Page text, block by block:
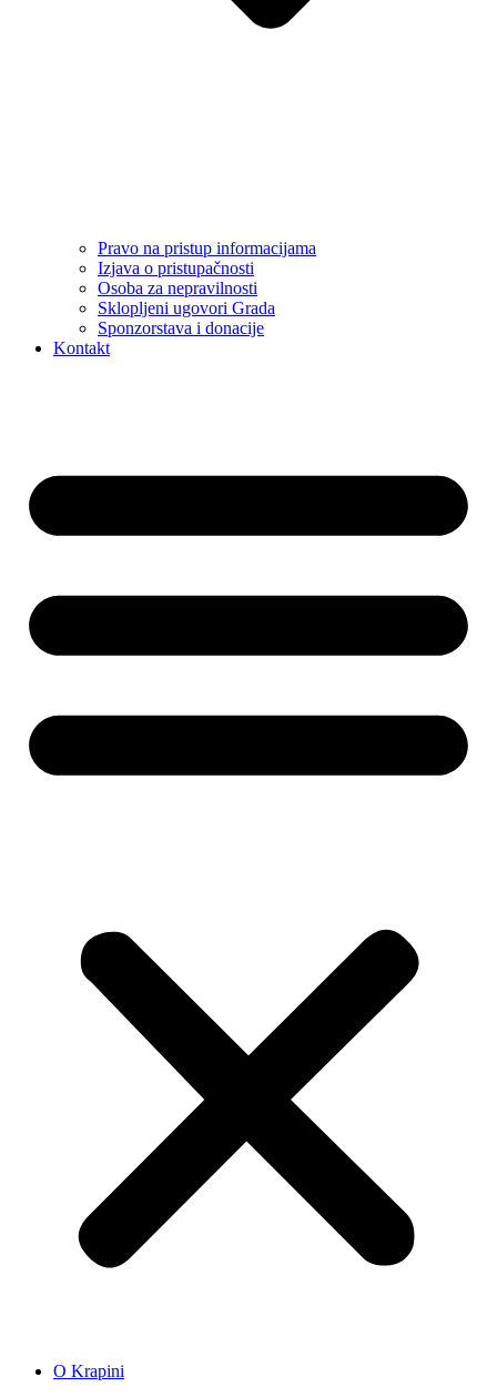
Pravo na pristup informacijama
Izjava o pristupačnosti
Osoba za nepravilnosti
Sklopljeni ugovori Grada
Sponzorstava i donacije
Kontakt
O Krapini